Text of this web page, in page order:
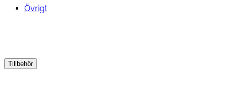
Övrigt
Tillbehör